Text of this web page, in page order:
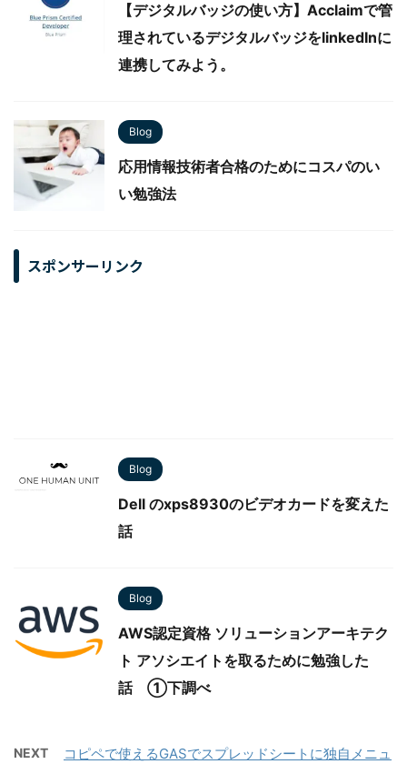
【デジタルバッジの使い方】Acclaimで管
理されているデジタルバッジをlinkedInに
連携してみよう。
Blog
応用情報技術者合格のためにコスパのい
い勉強法
スポンサーリンク
Blog
Dell のxps8930のビデオカードを変えた
話
Blog
AWS認定資格 ソリューションアーキテク
ト アソシエイトを取るために勉強した
話 ①下調べ
NEXT コピペで使えるGASでスプレッドシートに独自メニュ